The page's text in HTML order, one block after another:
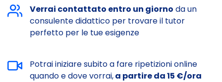
Verrai contattato entro un giorno da un
consulente didattico per trovare il tutor
perfetto per le tue esigenze
Potrai iniziare subito a fare ripetizioni online
quando e dove vorrai,a partire da 15 €/ora